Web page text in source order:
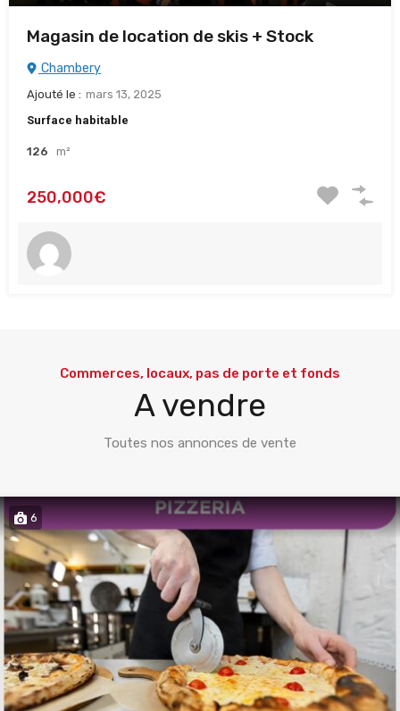
Magasin de location de skis + Stock
Chambery
Ajouté le : mars 13, 2025
Surface habitable
126 m²
250,000€
Commerces, locaux, pas de porte et fonds
A vendre
Toutes nos annonces de vente
6